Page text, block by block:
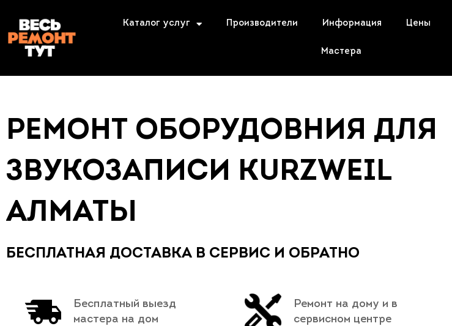
Каталог услуг Производители Информация Цены
Мастера
РЕМОНТ ОБОРУДОВНИЯ ДЛЯ
ЗВУКОЗАПИСИ KURZWEIL
АЛМАТЫ
БЕСПЛАТНАЯ ДОСТАВКА В СЕРВИС И ОБРАТНО
Бесплатный выезд
мастера на дом
Ремонт на дому и в
сервисном центре